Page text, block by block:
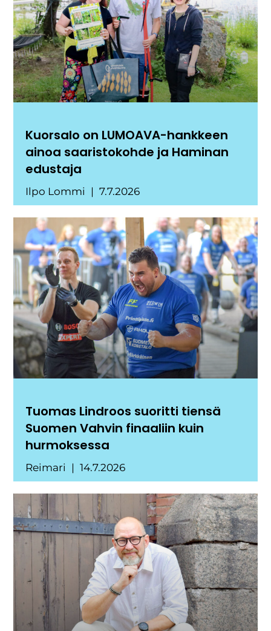
Kuorsalo on LUMOAVA-hankkeen
ainoa saaristokohde ja Haminan
edustaja
Ilpo Lommi 7.7.2026
Tuomas Lindroos suoritti tiensä
Suomen Vahvin finaaliin kuin
hurmoksessa
Reimari 14.7.2026